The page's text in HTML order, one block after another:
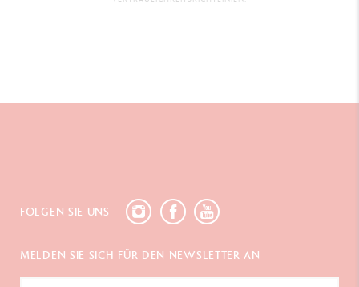
FOLGEN SIE UNS
MELDEN SIE SICH FÜR DEN NEWSLETTER AN